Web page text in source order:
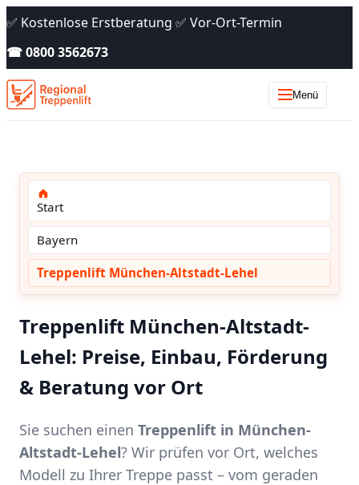
✅ Kostenlose Erstberatung ✅ Vor-Ort-Termin
☎ 0800 3562673
Menü
Start
Bayern
Treppenlift München-Altstadt-Lehel
Treppenlift München-Altstadt-
Lehel: Preise, Einbau, Förderung
& Beratung vor Ort
Sie suchen einen Treppenlift in München-
Altstadt-Lehel? Wir prüfen vor Ort, welches
Modell zu Ihrer Treppe passt – vom geraden